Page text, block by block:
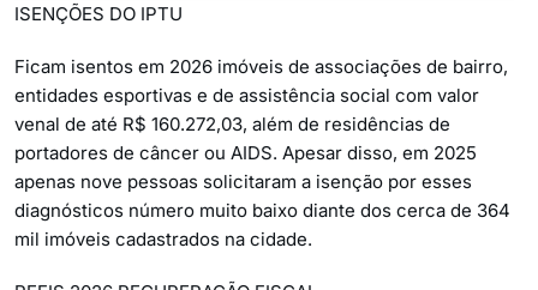
ISENÇÕES DO IPTU
Ficam isentos em 2026 imóveis de associações de bairro,
entidades esportivas e de assistência social com valor
venal de até R$ 160.272,03, além de residências de
portadores de câncer ou AIDS. Apesar disso, em 2025
apenas nove pessoas solicitaram a isenção por esses
diagnósticos número muito baixo diante dos cerca de 364
mil imóveis cadastrados na cidade.